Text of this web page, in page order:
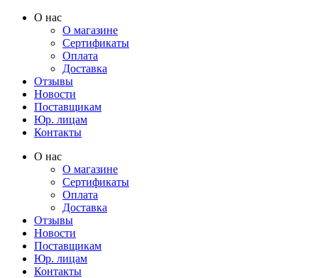
Перейти
содержимому
О нас
О магазине
Сертификаты
Оплата
Доставка
Отзывы
Новости
Поставщикам
Юр. лицам
Контакты
О нас
О магазине
Сертификаты
Оплата
Доставка
Отзывы
Новости
Поставщикам
Юр. лицам
Контакты